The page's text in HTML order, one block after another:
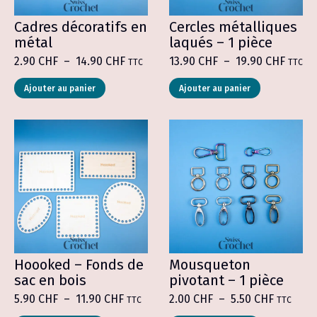
produit
Cadres décoratifs en
métal
2.90 CHF – 14.90 CHFPlage
14.90 CHF
TTC
Ajouter au panier
Ce
produit
plusieurs
Les
options
peuvent
être
choisies
sur
la
produit
Cercles métalliques
laqués – 1 pièce
13.90 CHF – 19.90 CHFPlage
19.90
TTC
Ajouter au panier
Ce
produit
plusieurs
Les
options
peuvent
être
choisies
sur
la
Hoooked – Fonds de
sac en bois
5.90 CHF – 11.90 CHFPlage
TTC
Mousqueton
pivotant – 1 pièce
2.00 CHF – 5.50 CHFPlage
TTC